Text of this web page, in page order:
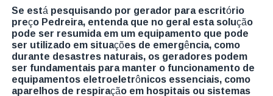
Se está pesquisando por gerador para escritório
preço Pedreira, entenda que no geral esta solução
pode ser resumida em um equipamento que pode
ser utilizado em situações de emergência, como
durante desastres naturais, os geradores podem
ser fundamentais para manter o funcionamento de
equipamentos eletroeletrônicos essenciais, como
aparelhos de respiração em hospitais ou sistemas